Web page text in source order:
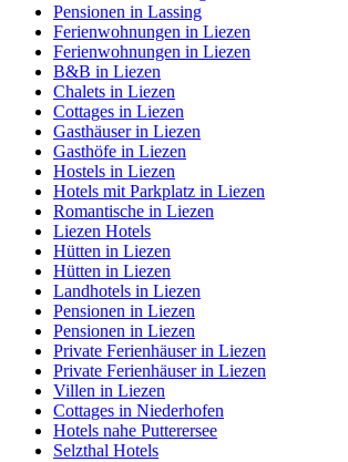
Pensionen in Lassing
Ferienwohnungen in Liezen
Ferienwohnungen in Liezen
B&B in Liezen
Chalets in Liezen
Cottages in Liezen
Gasthäuser in Liezen
Gasthöfe in Liezen
Hostels in Liezen
Hotels mit Parkplatz in Liezen
Romantische in Liezen
Liezen Hotels
Hütten in Liezen
Hütten in Liezen
Landhotels in Liezen
Pensionen in Liezen
Pensionen in Liezen
Private Ferienhäuser in Liezen
Private Ferienhäuser in Liezen
Villen in Liezen
Cottages in Niederhofen
Hotels nahe Putterersee
Selzthal Hotels